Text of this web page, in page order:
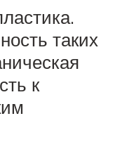
таких
к